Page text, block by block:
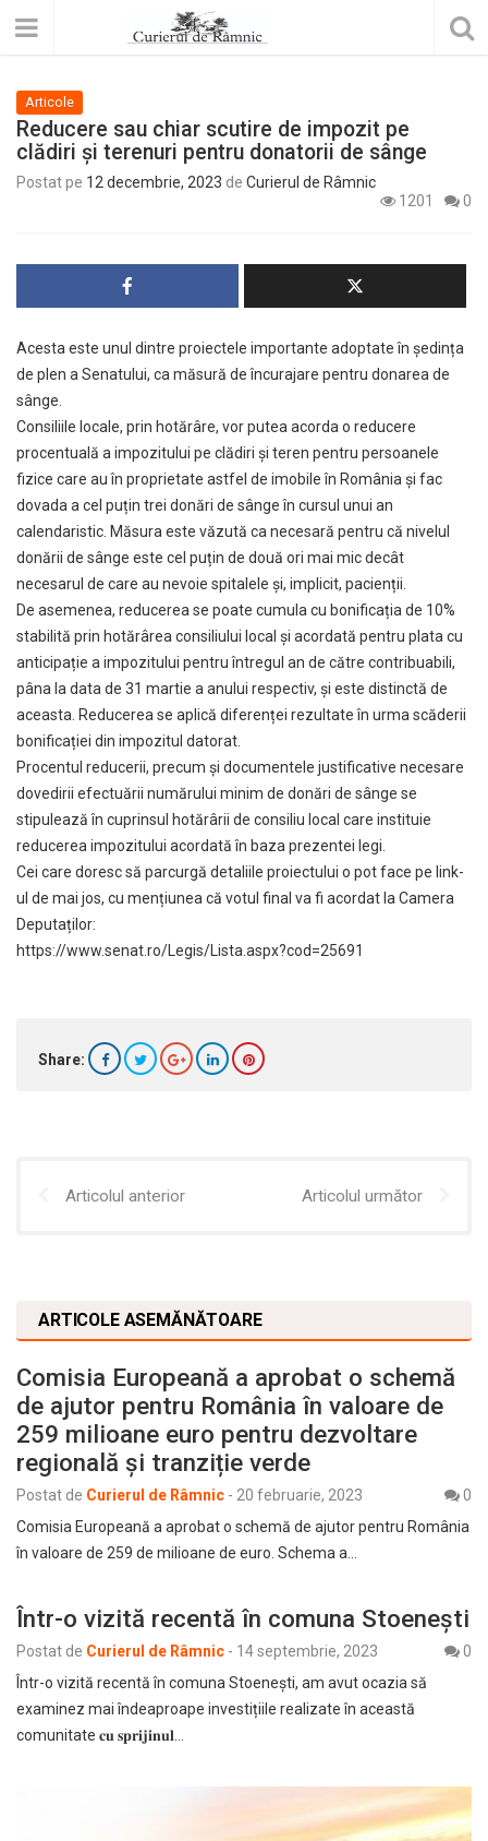
Articole
Reducere sau chiar scutire de impozit pe
clădiri și terenuri pentru donatorii de sânge
Postat pe 12 decembrie, 2023 de Curierul de Râmnic
1201
0
Acesta este unul dintre proiectele importante adoptate în ședința
de plen a Senatului, ca măsură de încurajare pentru donarea de
sânge.
Consiliile locale, prin hotărâre, vor putea acorda o reducere
procentuală a impozitului pe clădiri și teren pentru persoanele
fizice care au în proprietate astfel de imobile în România și fac
dovada a cel puțin trei donări de sânge în cursul unui an
calendaristic. Măsura este văzută ca necesară pentru că nivelul
donării de sânge este cel puțin de două ori mai mic decât
necesarul de care au nevoie spitalele și, implicit, pacienții.
De asemenea, reducerea se poate cumula cu bonificația de 10%
stabilită prin hotărârea consiliului local și acordată pentru plata cu
anticipație a impozitului pentru întregul an de către contribuabili,
pâna la data de 31 martie a anului respectiv, și este distinctă de
aceasta. Reducerea se aplică diferenței rezultate în urma scăderii
bonificației din impozitul datorat.
Procentul reducerii, precum şi documentele justificative necesare
dovedirii efectuării numărului minim de donări de sânge se
stipulează în cuprinsul hotărârii de consiliu local care instituie
reducerea impozitului acordată în baza prezentei legi.
Cei care doresc să parcurgă detaliile proiectului o pot face pe link-
ul de mai jos, cu mențiunea că votul final va fi acordat la Camera
Deputaților:
https://www.senat.ro/Legis/Lista.aspx?cod=25691
Share:
Articolul anterior Articolul următor
ARTICOLE ASEMĂNĂTOARE
Comisia Europeană a aprobat o schemă
de ajutor pentru România în valoare de
259 milioane euro pentru dezvoltare
regională și tranziție verde
Postat de Curierul de Râmnic - 20 februarie, 2023
0
Comisia Europeană a aprobat o schemă de ajutor pentru România
în valoare de 259 de milioane de euro. Schema a…
Într-o vizită recentă în comuna Stoeneşti
Postat de Curierul de Râmnic - 14 septembrie, 2023
0
Într-o vizită recentă în comuna Stoeneşti, am avut ocazia să
examinez mai îndeaproape investițiile realizate în această
comunitate 𝐜𝐮 𝐬𝐩𝐫𝐢𝐣𝐢𝐧𝐮𝐥…